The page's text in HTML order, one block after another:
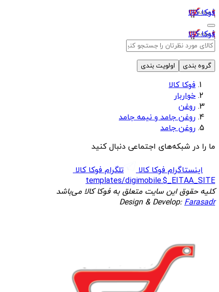
فوکا کالا
فوکا کالا
گروه بندی اولویت بندی
فوکا کالا
خواربار
روغن
روغن جامد و نیمه جامد
روغن جامد
ما را در شبکه‌های اجتماعی دنبال کنید
اینستاگرام فوکا کالا
تلگرام فوکا کالا
templates/digimobile.$_EITAA_SITE
کلیه حقوق این سایت متعلق به فوکا کالا می‌باشد
Design & Develop:Farasadr